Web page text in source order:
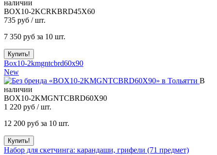
наличии
BOX10-2KCRKBRD45X60
735 руб / шт.
7 350 руб за 10 шт.
Box10-2kmgntcbrd60x90
New
В
наличии
BOX10-2KMGNTCBRD60X90
1 220 руб / шт.
12 200 руб за 10 шт.
Набор для скетчинга: карандаши, грифели (71 предмет)